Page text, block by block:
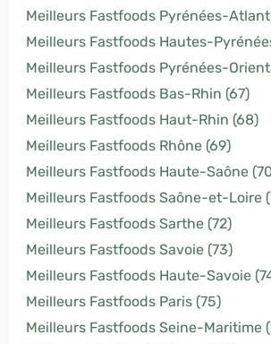
Meilleurs Fastfoods Pyrénées-
Meilleurs Fastfoods Hautes-
Meilleurs Fastfoods Pyrénées-
Meilleurs Fastfoods Bas-Rhin (67)
Meilleurs Fastfoods Haut-Rhin (68)
Meilleurs Fastfoods Rhône (69)
Meilleurs Fastfoods Haute-Saône
Meilleurs Fastfoods Saône-et-Loire
Meilleurs Fastfoods Sarthe (72)
Meilleurs Fastfoods Savoie (73)
Meilleurs Fastfoods Haute-Savoie
Meilleurs Fastfoods Paris (75)
Meilleurs Fastfoods Seine-Maritime